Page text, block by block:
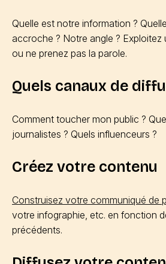
Quelle est notre information ?
accroche ? Notre angle ?
ou ne prenez pas la parole.
Quels canaux de
Comment toucher mon public ?
journalistes ? Quels influenceurs ?
Créez votre contenu
Construisez votre communiqué de
votre infographie, etc. en fonction
précédents.